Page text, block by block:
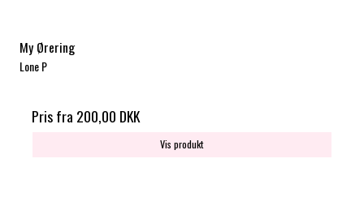
My Ørering
Lone P
Pris fra 200,00 DKK
Vis produkt